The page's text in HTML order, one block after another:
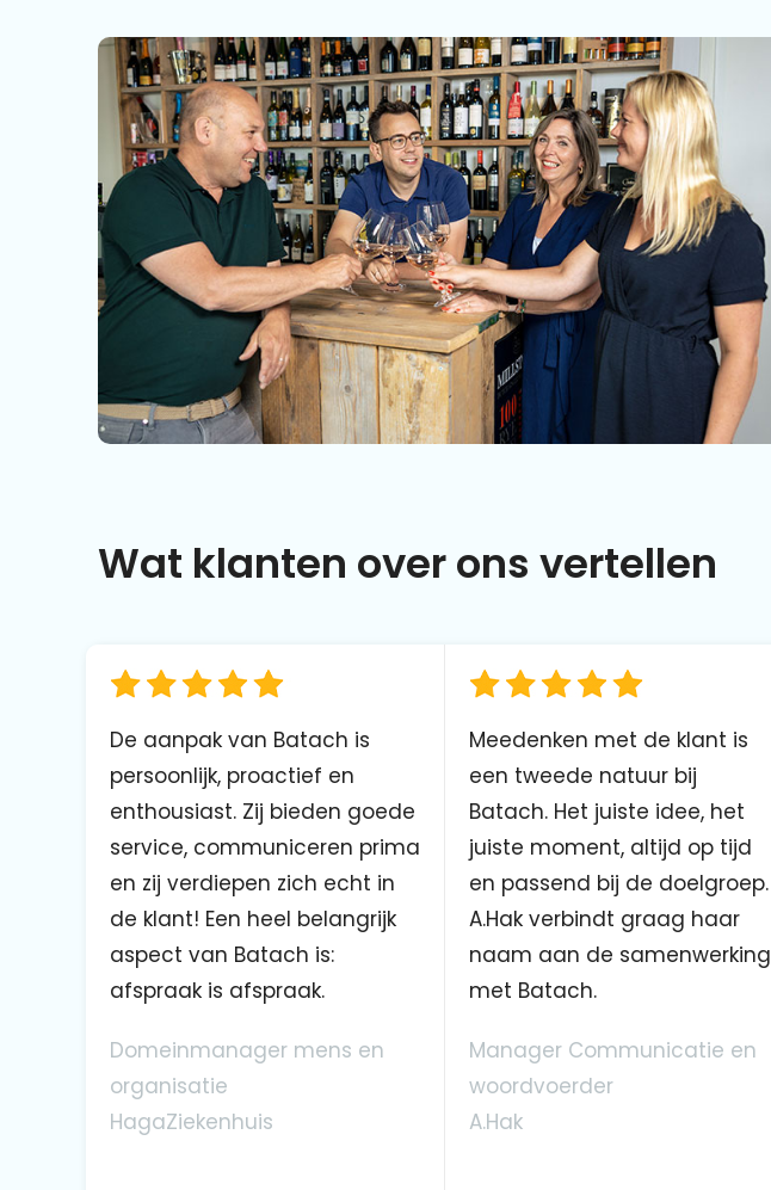
Wat klanten over ons vertellen
De aanpak van Batach is
persoonlijk, proactief en
enthousiast. Zij bieden goede
service, communiceren prima
en zij verdiepen zich echt in
de klant! Een heel belangrijk
aspect van Batach is:
afspraak is afspraak.
Domeinmanager mens en
organisatie
HagaZiekenhuis
Meedenken met de klant is
een tweede natuur bij
Batach. Het juiste idee, het
juiste moment, altijd op tijd
en passend bij de doelgroep.
A.Hak verbindt graag haar
naam aan de samenwerking
met Batach.
Manager Communicatie en
woordvoerder
A.Hak